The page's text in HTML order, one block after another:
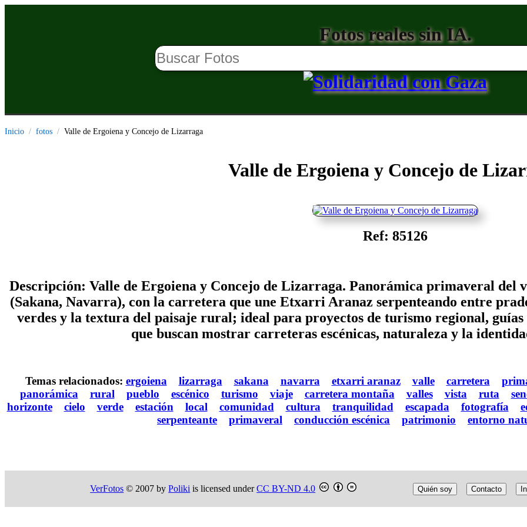
Fotos reales sin IA.
Inicio fotos Valle de Ergoiena y Concejo de Lizarraga
Valle de Ergoiena y Concejo de
Ref: 85126
Descripción: Valle de Ergoiena y Concejo de Lizarraga. Panorámica primaveral del
(Sakana, Navarra), con la carretera que une Etxarri Aranaz serpenteando entre
verdes y la textura del paisaje rural; ideal para proyectos de turismo regional,
que buscan mostrar carreteras escénicas, naturaleza y la
Temas relacionados: ergoiena lizarraga sakana navarra etxarri aranaz valle carretera
panorámica
rural pueblo escénico turismo viaje carretera montaña valles vista ruta
horizonte
cielo verde estación local comunidad cultura tranquilidad escapada fotografía
serpenteante
primaveral conducción escénica patrimonio entorno
VerFotos © 2007 byPoliki is licensed underCC BY-ND 4.0 Quién soy Contacto